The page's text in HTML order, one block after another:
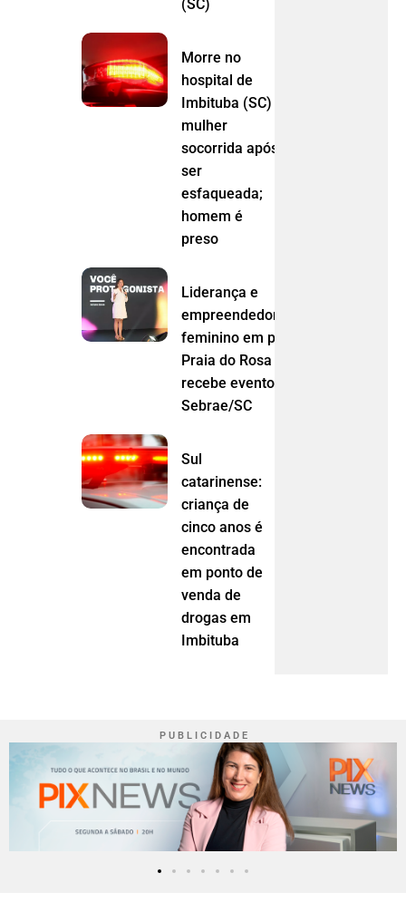
(SC)
Morre no
hospital de
Imbituba (SC)
mulher
socorrida após
ser
esfaqueada;
homem é
preso
Liderança e
empreendedorismo
feminino em pauta:
Praia do Rosa
recebe evento do
Sebrae/SC
Sul
catarinense:
criança de
cinco anos é
encontrada
em ponto de
venda de
drogas em
Imbituba
P U B L I C I D A D E